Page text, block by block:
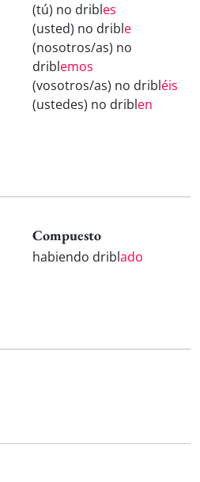
(tú) no dribles
(usted) no drible
(nosotros/as) no
driblemos
(vosotros/as) no dribléis
(ustedes) no driblen
Compuesto
habiendo driblado